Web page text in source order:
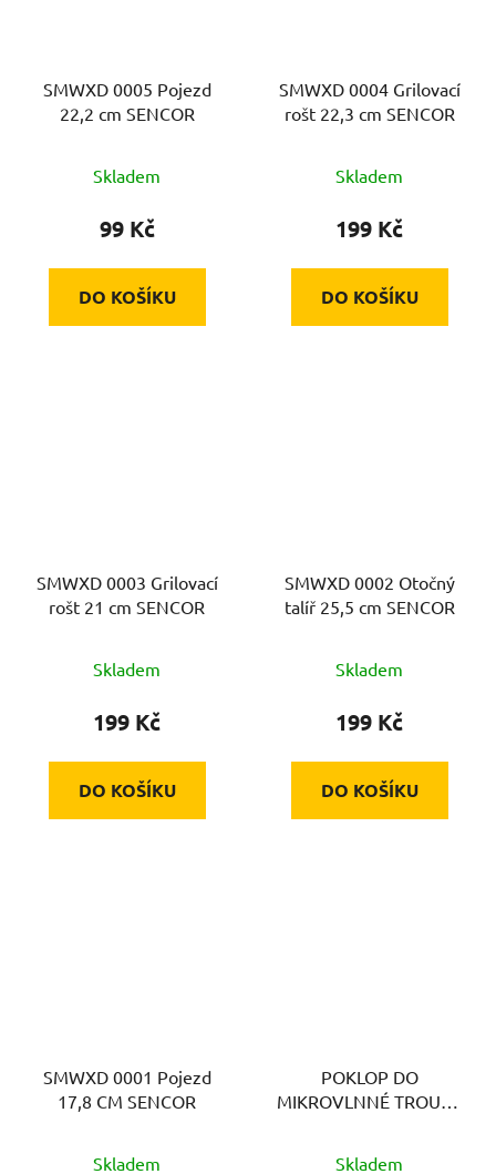
SMWXD 0005 Pojezd
22,2 cm SENCOR
Skladem
99 Kč
DO KOŠÍKU
SMWXD 0004 Grilovací
rošt 22,3 cm SENCOR
Skladem
199 Kč
DO KOŠÍKU
SMWXD 0003 Grilovací
rošt 21 cm SENCOR
Skladem
199 Kč
DO KOŠÍKU
SMWXD 0002 Otočný
talíř 25,5 cm SENCOR
Skladem
199 Kč
DO KOŠÍKU
SMWXD 0001 Pojezd
17,8 CM SENCOR
Skladem
POKLOP DO
MIKROVLNNÉ TROUBY
Skladem